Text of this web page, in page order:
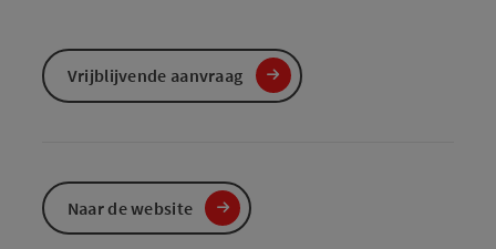
Vrijblijvende aanvraag
Naar de website